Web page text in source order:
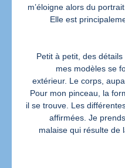
m’éloigne alors du
Elle est
Petit à petit, des
mes modèles se
extérieur. Le corps,
Pour mon pinceau, la
il se trouve. Les
affirmées. Je
malaise qui résulte de